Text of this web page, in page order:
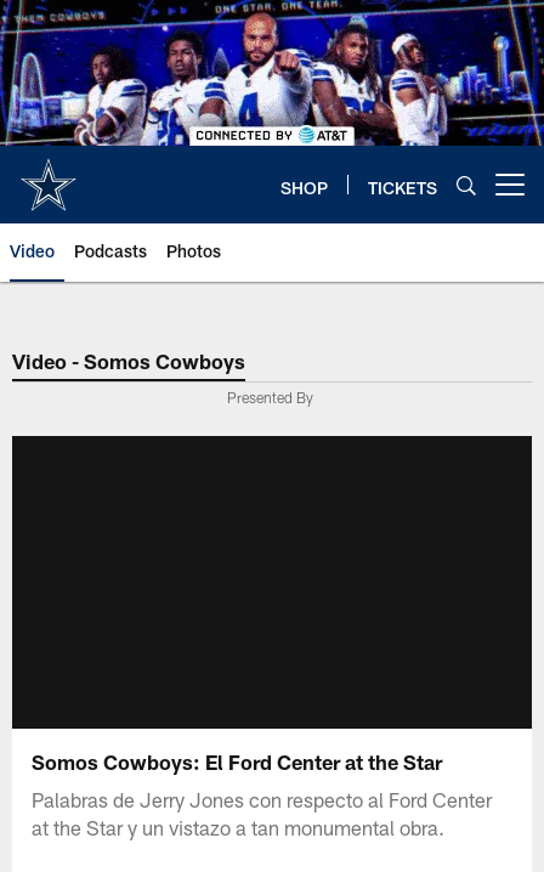
Skip
to
main
content
SHOP TICKETS
Video Podcasts Photos
Video - Somos Cowboys
Presented By
Somos Cowboys: El Ford Center at the Star
Palabras de Jerry Jones con respecto al Ford Center
at the Star y un vistazo a tan monumental obra.